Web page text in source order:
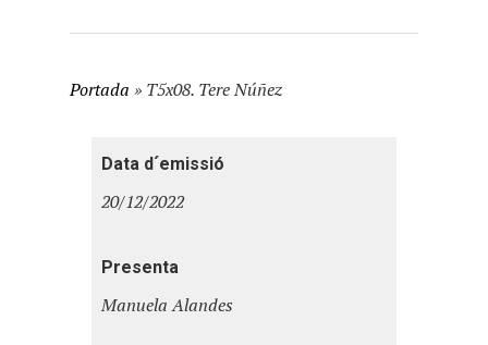
Portada » T5x08. Tere Núñez
Data d´emissió
20/12/2022
Presenta
Manuela Alandes